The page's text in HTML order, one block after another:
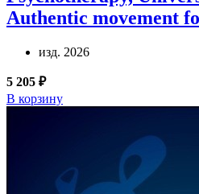
Authentic movement
изд. 2026
5 205 ₽
В корзину